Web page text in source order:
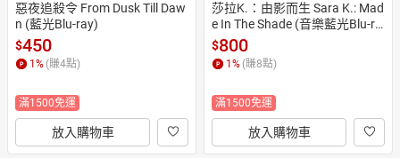
惡夜追殺令 From Dusk Till Daw
n (藍光Blu-ray)
$450
1% (賺4點)
滿1500免運
放入購物車
莎拉K.：由影而生 Sara K.: Mad
e In The Shade (音樂藍光Blu-ra
y) 【Stockfisch】
$800
1% (賺8點)
滿1500免運
放入購物車